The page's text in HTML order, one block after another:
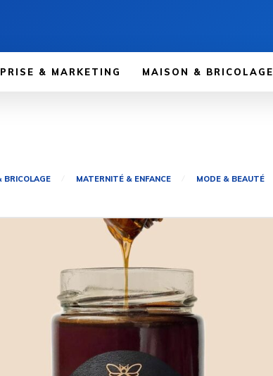
& MARKETING MAISON & BRICOLAGE
BRICOLAGE MATERNITÉ & ENFANCE MODE & BEAUTÉ